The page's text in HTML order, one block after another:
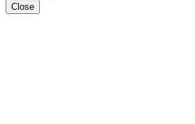
Close